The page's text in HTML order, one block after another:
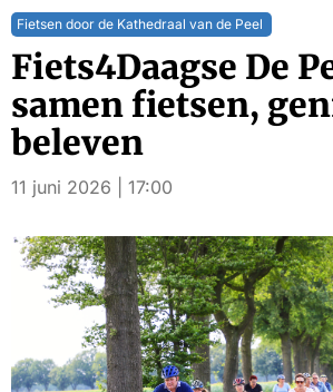
Fietsen door de Kathedraal van de Peel
Fiets4Daagse De
samen fietsen,
beleven
11 juni 2026 | 17:00